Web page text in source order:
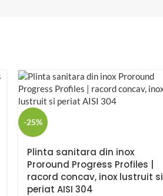
-25%
Plinta sanitara din inox
Proround Progress Profiles |
racord concav, inox lustruit si
periat AISI 304